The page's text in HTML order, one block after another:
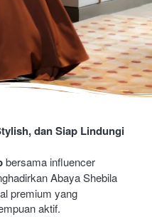
dan Siap Lindungi
bersama influencer
Abaya Shebila
premium yang
aktif.